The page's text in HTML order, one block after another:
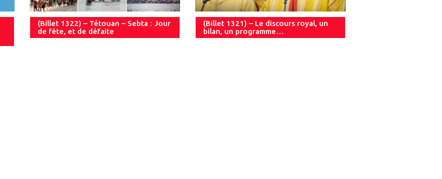
(Billet 1322) – Tétouan – Sebta : Jour
de fête, et de défaite
(Billet 1321) – Le discours royal, un
bilan, un programme…